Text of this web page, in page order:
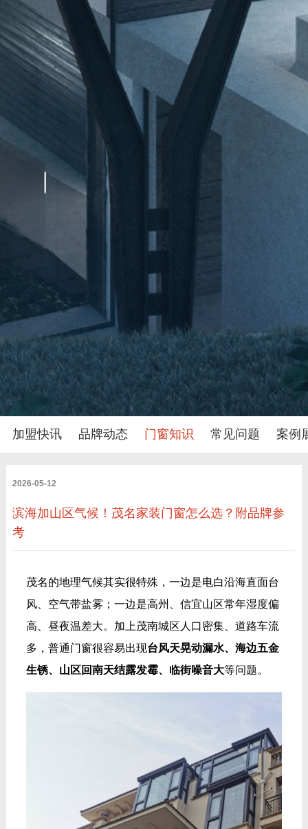
加盟快讯 品牌动态 门窗知识 常见问题 案例
2026-05-12
滨海加山区气候！茂名家装门窗怎么选？附品牌参
考
茂名的地理气候其实很特殊，一边是电白沿海直面台
风、空气带盐雾；一边是高州、信宜山区常年湿度偏
高、昼夜温差大。加上茂南城区人口密集、道路车流
多，普通门窗很容易出现台风天晃动漏水、海边五金
生锈、山区回南天结露发霉、临街噪音大等问题。